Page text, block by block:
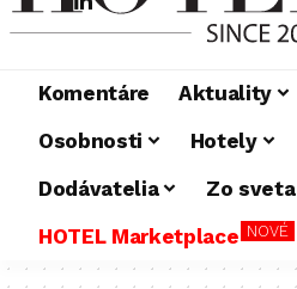
Komentáre Aktuality
Osobnosti
Hotely
Dodávatelia
Zo sveta
HOTEL Marketplace NOVÉ